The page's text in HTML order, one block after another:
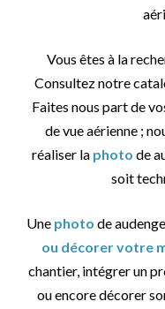
Vous êtes à la
Consultez notre
Faites nous part de
de vue aérienne ;
réaliser la photo de
soit
Une photo de audenge
ou décorer votre
chantier, intégrer un
ou encore décorer